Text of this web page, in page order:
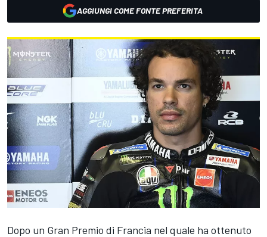
AGGIUNGI COME FONTE PREFERITA
Dopo un Gran Premio di Francia nel quale ha ottenuto